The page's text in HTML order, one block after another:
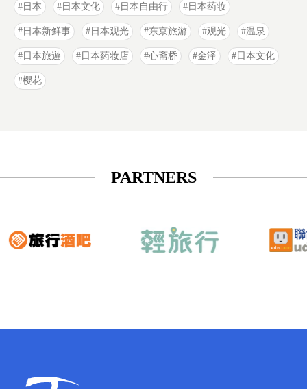
日本 日本文化 日本自由行 日本药妆
日本新鲜事 日本观光 东京旅游 观光 温泉
日本旅遊 日本药妆店 心斋桥 金泽 日本文化
樱花
PARTNERS